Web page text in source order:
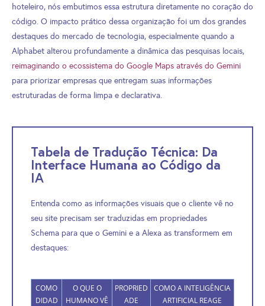
hoteleiro, nós embutimos essa estrutura diretamente no coração do
código. O impacto prático dessa organização foi um dos grandes
destaques do mercado de tecnologia, especialmente quando a
Alphabet alterou profundamente a dinâmica das pesquisas locais,
reimaginando o ecossistema do Google Maps através do Gemini
para priorizar empresas que entregam suas informações
estruturadas de forma limpa e declarativa.
Tabela de Tradução Técnica: Da
Interface Humana ao Código da
IA
Entenda como as informações visuais que o cliente vê no
seu site precisam ser traduzidas em propriedades
Schema para que o Gemini e a Alexa as transformem em
destaques:
COMO
DIDAD
O QUE O
HUMANO VÊ
PROPRIED
ADE
COMO A INTELIGÊNCIA
ARTIFICIAL REAGE